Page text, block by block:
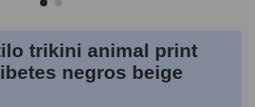
trikini animal print
negros beige